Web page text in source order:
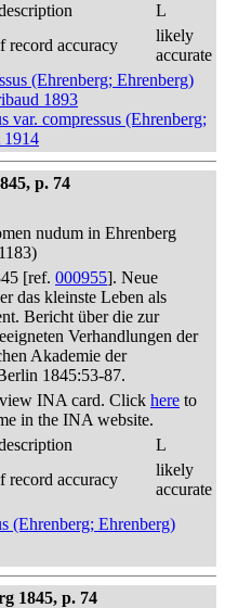
L
record accuracy
likely
accurate
(Ehrenberg; Ehrenberg)
1893
var. compressus (Ehrenberg;
1914
p. 74
nudum in Ehrenberg
[ref. 000955]. Neue
das kleinste Leben als
Bericht über die zur
Verhandlungen der
Akademie der
1845:53-87.
INA card. Click here to
in the INA website.
L
record accuracy
likely
accurate
(Ehrenberg; Ehrenberg)
1845, p. 74